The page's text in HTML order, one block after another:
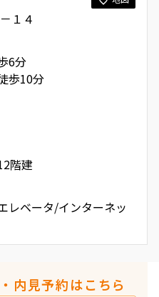
１４
6分
歩10分
階建
レベータ/インターネッ
内見予約はこちら